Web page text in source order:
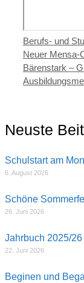
Kategorien
Berufs- und
Neuer Mensa-
Bärenstark –
Neuste
Schulstart am
6. August 2026
Schöne
26. Juni 2026
Jahrbuch 2025/
22. Juni 2026
Beginen und